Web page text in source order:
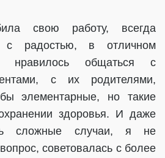
свою работу, всегда
с радостью, в отличном
нравилось общаться с
с их родителями,
элементарные, но такие
здоровья. И даже
сложные случаи, я не
советовалась с более